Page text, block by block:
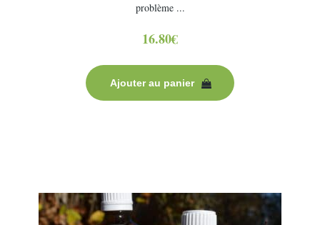
problème ...
16.80€
Ajouter au panier